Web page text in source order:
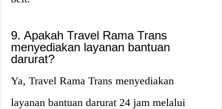
9. Apakah Travel Rama Trans
menyediakan layanan bantuan
darurat?
Ya, Travel Rama Trans menyediakan
layanan bantuan darurat 24 jam melalui